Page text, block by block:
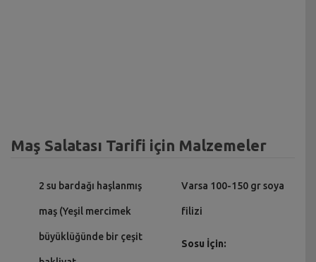
Maş Salatası Tarifi için Malzemeler
2 su bardağı haşlanmış
maş (Yeşil mercimek
büyüklüğünde bir çeşit
Varsa 100-150 gr soya
filizi
Sosu İçin: